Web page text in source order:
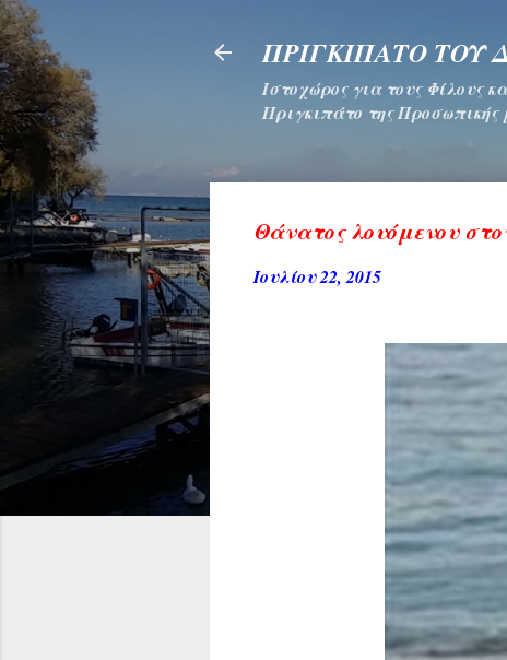
ΠΡΙΓΚΙΠΑΤΟ ΤΟΥ
Ιστοχώρος για τους Φίλους
Πριγκιπάτο της
Θάνατος λουόμενου
Ιουλίου 22, 2015